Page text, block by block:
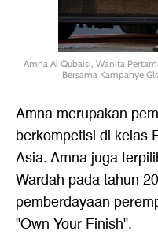
Amna Al Qubaisi, Wanita
Bersama Kampanye
Amna merupakan
berkompetisi di kelas
Asia. Amna juga
Wardah pada tahun
pemberdayaan
"Own Your Finish".